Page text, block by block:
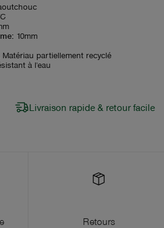
: 10mm
Matériau partiellement recyclé
à l'eau
Livraison rapide & retour facile
Retours